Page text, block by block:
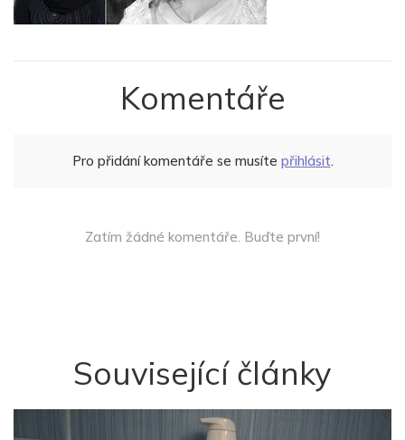
Komentáře
Pro přidání komentáře se musíte přihlásit.
Zatím žádné komentáře. Buďte první!
Související články